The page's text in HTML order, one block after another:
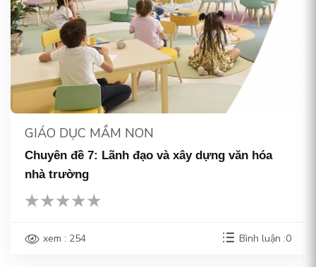
GIÁO DỤC MẦM NON
Chuyên đề 7: Lãnh đạo và xây dựng văn hóa
nhà trường
xem : 254 Bình luận :0